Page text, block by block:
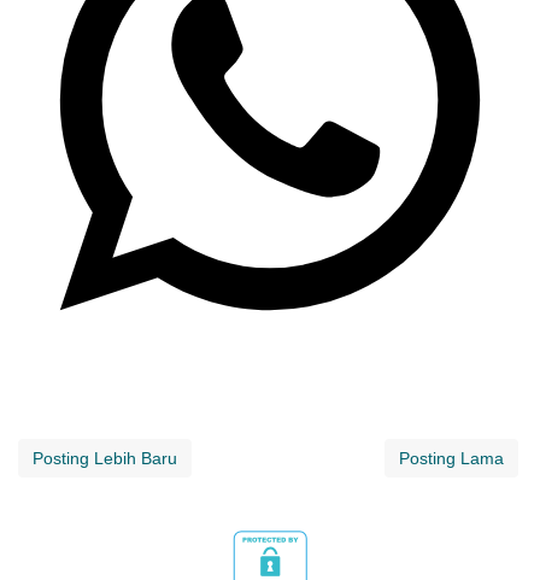
Posting Lebih Baru Posting Lama